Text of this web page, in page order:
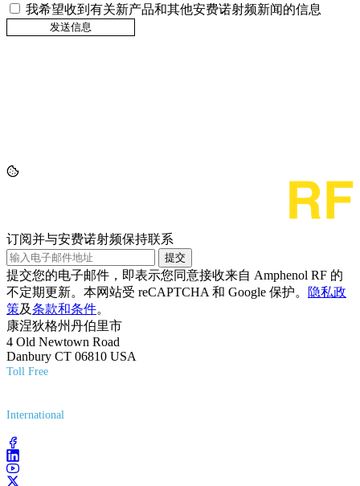
我希望收到有关新产品和其他安费诺射频新闻的信息
订阅并与安费诺射频保持联系
提交
提交您的电子邮件，即表示您同意接收来自 Amphenol RF 的
不定期更新。本网站受 reCAPTCHA 和 Google 保护。
隐私政
策及条款和条件。
康涅狄格州丹伯里市
4 Old Newtown Road
Danbury CT 06810 USA
Toll Free
International